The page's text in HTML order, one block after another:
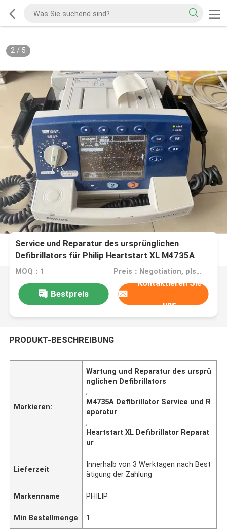
2/ 5
Service und Reparatur des ursprünglichen
Defibrillators für Philip Heartstart XL M4735A
MOQ：1 Preis：Negotiation, pls contact me
Bestpreis
Kontaktieren Sie
uns
PRODUKT-BESCHREIBUNG
Markieren:
Wartung und Reparatur des ursprü
nglichen Defibrillators
,
M4735A Defibrillator Service und R
eparatur
,
Heartstart XL Defibrillator Reparat
ur
Lieferzeit
Innerhalb von 3 Werktagen nach Best
ätigung der Zahlung
Markenname PHILIP
Min Bestellmenge 1